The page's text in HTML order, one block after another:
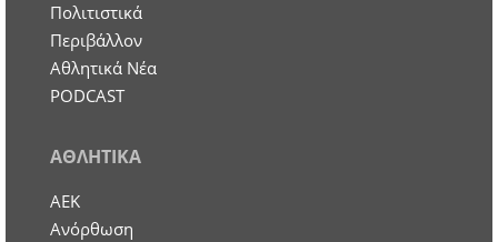
Πολιτιστικά
Περιβάλλον
Αθλητικά Νέα
PODCAST
ΑΘΛΗΤΙΚΑ
ΑΕΚ
Ανόρθωση